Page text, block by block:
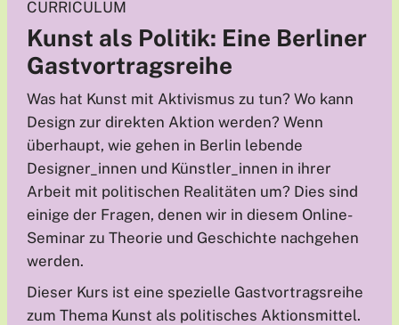
CURRICULUM
Kunst als Politik: Eine Berliner
Gastvortragsreihe
Was hat Kunst mit Aktivismus zu tun? Wo kann
Design zur direkten Aktion werden? Wenn
überhaupt, wie gehen in Berlin lebende
Designer_innen und Künstler_innen in ihrer
Arbeit mit politischen Realitäten um? Dies sind
einige der Fragen, denen wir in diesem Online-
Seminar zu Theorie und Geschichte nachgehen
werden.
Dieser Kurs ist eine spezielle Gastvortragsreihe
zum Thema Kunst als politisches Aktionsmittel.